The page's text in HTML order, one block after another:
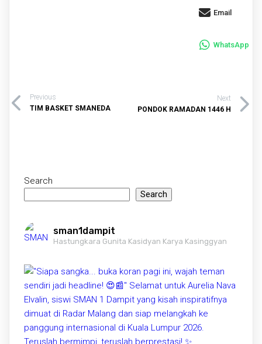
Email
WhatsApp
Previous
TIM BASKET SMANEDA
Next
PONDOK RAMADAN 1446 H
Search
Search
sman1dampit
Hastungkara Gunita Kasidyan Karya Kasinggyan